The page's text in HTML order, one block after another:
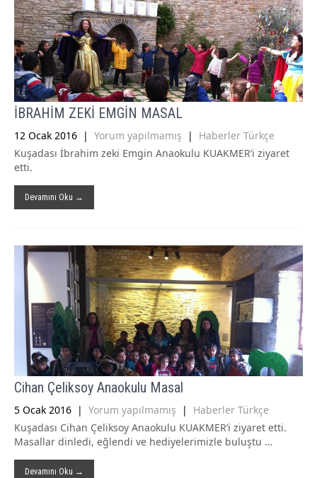
İBRAHİM ZEKİ EMGİN MASAL
12 Ocak 2016 | Yorum yapılmamış | Haberler Türkçe
Kuşadası İbrahim zeki Emgin Anaokulu KUAKMER’i ziyaret
etti.
Devamını Oku →
Cihan Çeliksoy Anaokulu Masal
5 Ocak 2016 | Yorum yapılmamış | Haberler Türkçe
Kuşadası Cihan Çeliksoy Anaokulu KUAKMER’i ziyaret etti.
Masallar dinledi, eğlendi ve hediyelerimizle buluştu …
Devamını Oku →